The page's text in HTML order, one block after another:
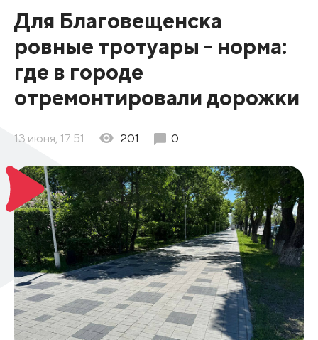
Для Благовещенска
ровные тротуары - норма:
где в городе
отремонтировали дорожки
13 июня, 17:51 201 0